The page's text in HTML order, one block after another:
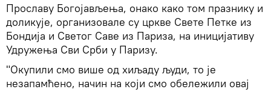
Прославу Богојављења, онако како том празнику и
доликује, организовале су цркве Свете Петке из
Бондија и Светог Саве из Париза, на иницијативу
Удружења Сви Срби у Паризу.
"Окупили смо више од хиљаду људи, то је
незапамћено, начин на који смо обележили овај